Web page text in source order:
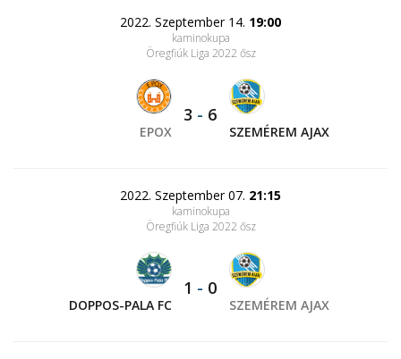
2022. Szeptember 14. 19:00
kaminokupa
Öregfiúk Liga 2022 ősz
EPOX
3 - 6
SZEMÉREM AJAX
2022. Szeptember 07. 21:15
kaminokupa
Öregfiúk Liga 2022 ősz
DOPPOS-PALA FC
1 - 0
SZEMÉREM AJAX